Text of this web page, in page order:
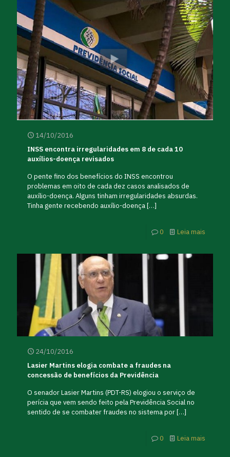
14/10/2016
INSS encontra irregularidades em 8 de cada 10
auxílios-doença revisados
O pente fino dos benefícios do INSS encontrou
problemas em oito de cada dez casos analisados de
auxílio-doença. Alguns tinham irregularidades absurdas.
Tinha gente recebendo auxílio-doença[…]
0 Leia mais
24/10/2016
Lasier Martins elogia combate a fraudes na
concessão de benefícios da Previdência
O senador Lasier Martins (PDT-RS) elogiou o serviço de
perícia que vem sendo feito pela Previdência Social no
sentido de se combater fraudes no sistema por[…]
0 Leia mais